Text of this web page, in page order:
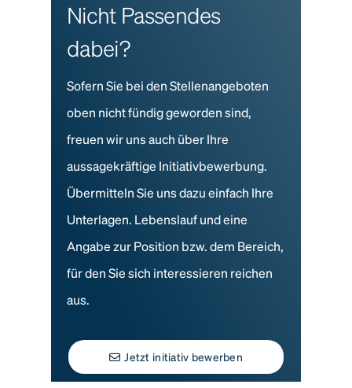
Nicht Passendes
dabei?
Sofern Sie bei den Stellenangeboten
oben nicht fündig geworden sind,
freuen wir uns auch über Ihre
aussagekräftige Initiativbewerbung.
Übermitteln Sie uns dazu einfach Ihre
Unterlagen. Lebenslauf und eine
Angabe zur Position bzw. dem Bereich,
für den Sie sich interessieren reichen
aus.
Jetzt initiativ bewerben